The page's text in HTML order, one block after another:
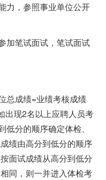
力，参照事业单位公开
加笔试面试，笔试面试
总成绩=业绩考核成绩
出现2名以上应聘人员考
分的顺序确定体检、
绩由高分到低分的顺序
面试成绩从高分到低分
同，则一并进入体检考